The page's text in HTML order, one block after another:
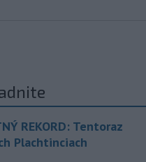
REKORD: Tentoraz
Plachtinciach